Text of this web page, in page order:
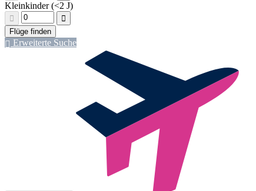
Kleinkinder (<2 J)
Erweiterte Suche